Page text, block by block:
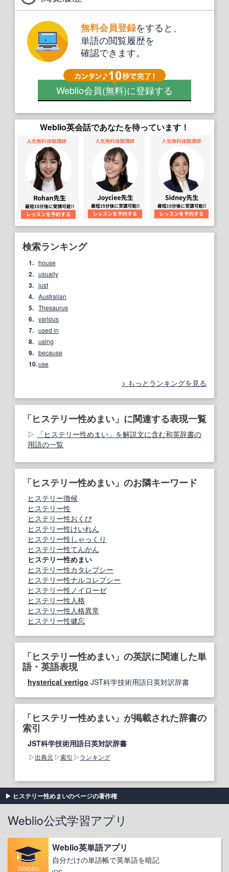
無料会員登録をすると、
単語の閲覧履歴を
確認できます。
Weblio会員(無料)に登録する
Weblio英会話であなたを待っています！
検索ランキング
1. house
2. usually
3. just
4. Australian
5. Thesaurus
6. various
7. used in
8. using
9. because
10.use
もっとランキングを見る
「ヒステリー性めまい」に関連する表現一覧
「ヒステリー性めまい」を解説文に含む和英辞書の
用語の一覧
「ヒステリー性めまい」のお隣キーワード
ヒステリー徴候
ヒステリー性
ヒステリー性おくび
ヒステリー性けいれん
ヒステリー性しゃっくり
ヒステリー性てんかん
ヒステリー性めまい
ヒステリー性カタレプシー
ヒステリー性ナルコレプシー
ヒステリー性ノイローゼ
ヒステリー性人格
ヒステリー性人格異常
ヒステリー性健忘
「ヒステリー性めまい」の英訳に関連した単
語・英語表現
hysterical vertigo JST科学技術用語日英対訳辞書
「ヒステリー性めまい」が掲載された辞書の
索引
JST科学技術用語日英対訳辞書
出典元 索引 ランキング
ヒステリー性めまいのページの著作権
Weblio公式学習アプリ
Weblio英単語アプリ
自分だけの単語帳で英単語を暗記